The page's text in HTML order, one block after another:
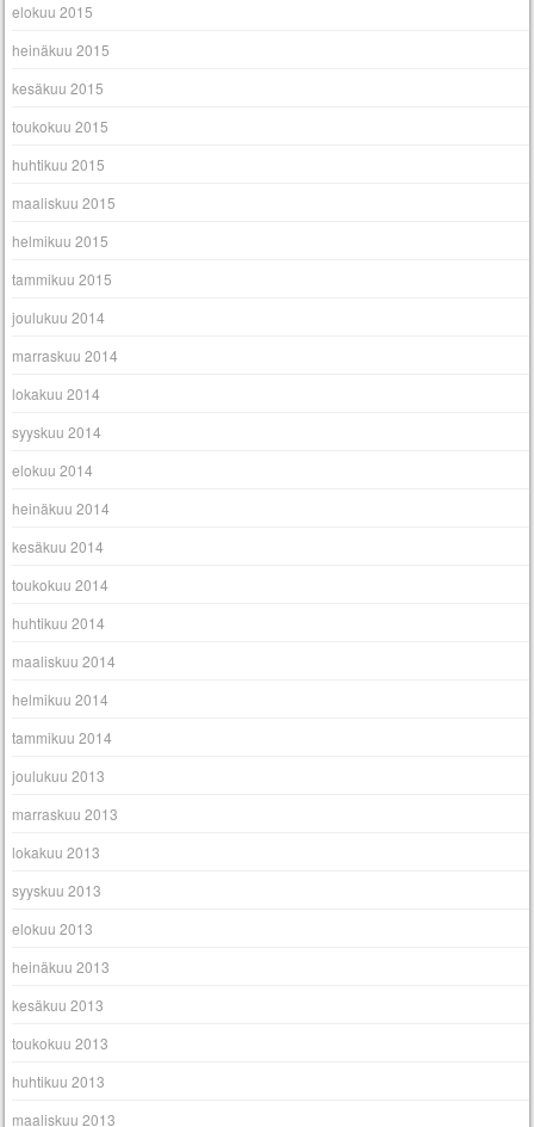
elokuu 2015
heinäkuu 2015
kesäkuu 2015
toukokuu 2015
huhtikuu 2015
maaliskuu 2015
helmikuu 2015
tammikuu 2015
joulukuu 2014
marraskuu 2014
lokakuu 2014
syyskuu 2014
elokuu 2014
heinäkuu 2014
kesäkuu 2014
toukokuu 2014
huhtikuu 2014
maaliskuu 2014
helmikuu 2014
tammikuu 2014
joulukuu 2013
marraskuu 2013
lokakuu 2013
syyskuu 2013
elokuu 2013
heinäkuu 2013
kesäkuu 2013
toukokuu 2013
huhtikuu 2013
maaliskuu 2013